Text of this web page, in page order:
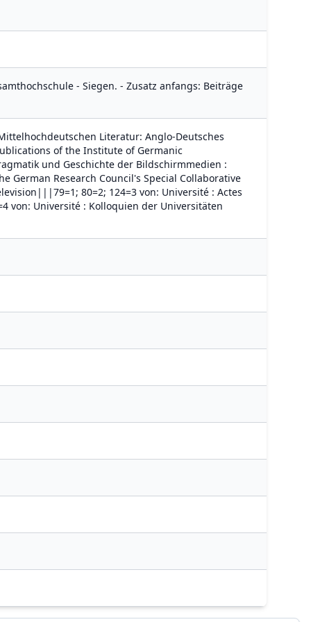
- Siegen. - Zusatz anfangs: Beiträge
Literatur: Anglo-Deutsches
of the Institute of Germanic
und Geschichte der Bildschirmmedien :
German Research Council's Special Collaborative
80=2; 124=3 von: Université : Actes
von: Université : Kolloquien der Universitäten